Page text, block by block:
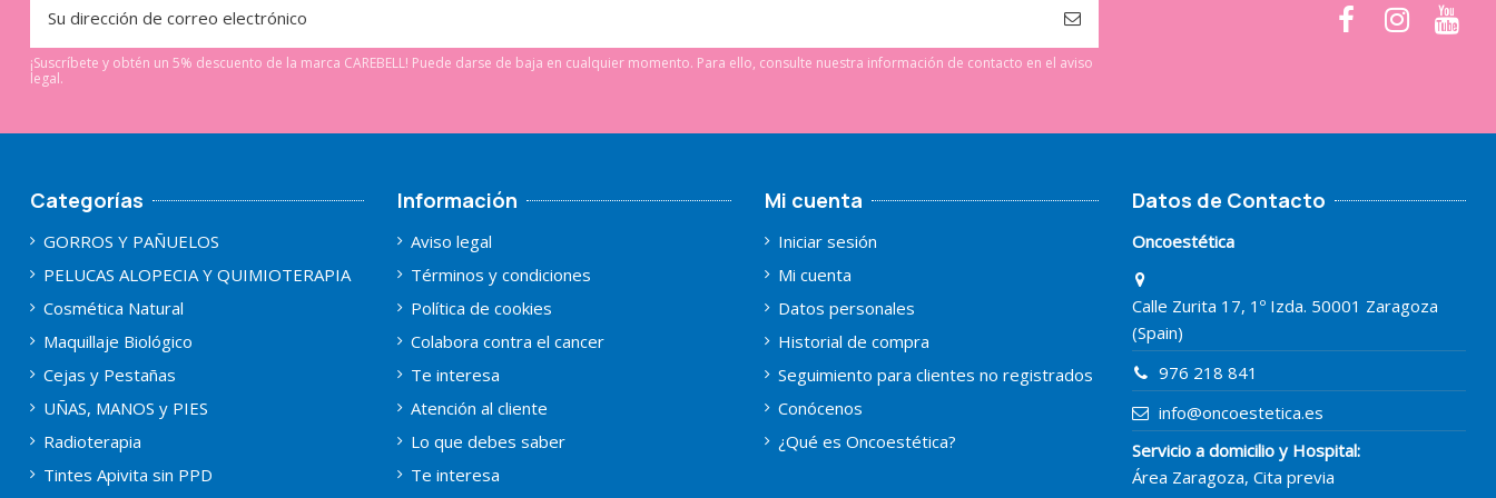
¡Suscríbete y obtén un 5% descuento de la marca CAREBELL! Puede darse de baja en cualquier momento. Para ello, consulte nuestra información de contacto en el aviso
legal.
Categorías
GORROS Y PAÑUELOS
PELUCAS ALOPECIA Y QUIMIOTERAPIA
Cosmética Natural
Maquillaje Biológico
Cejas y Pestañas
UÑAS, MANOS y PIES
Radioterapia
Tintes Apivita sin PPD
Información
Aviso legal
Términos y condiciones
Política de cookies
Colabora contra el cancer
Te interesa
Atención al cliente
Lo que debes saber
Te interesa
Mi cuenta
Iniciar sesión
Mi cuenta
Datos personales
Historial de compra
Seguimiento para clientes no registrados
Conócenos
¿Qué es Oncoestética?
Datos de Contacto
Oncoestética
Calle Zurita 17, 1º Izda. 50001 Zaragoza
(Spain)
976 218 841
info@oncoestetica.es
Servicio a domicilio y Hospital:
Área Zaragoza, Cita previa